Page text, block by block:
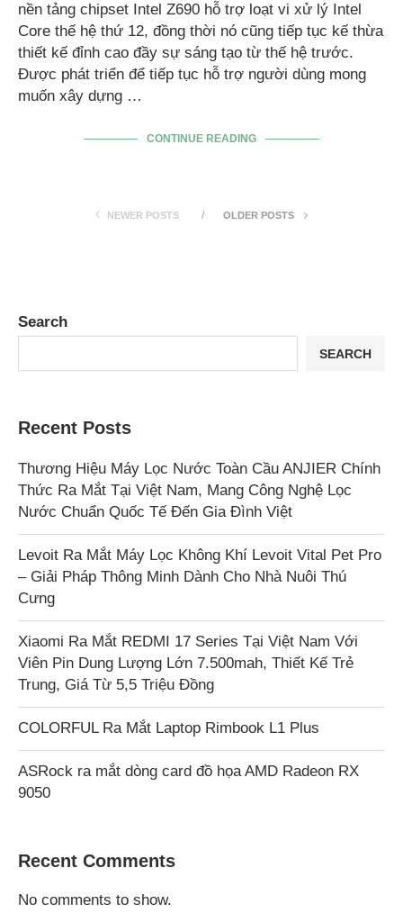
nền tảng chipset Intel Z690 hỗ trợ loạt vi xử lý Intel
Core thế hệ thứ 12, đồng thời nó cũng tiếp tục kế thừa
thiết kế đỉnh cao đầy sự sáng tạo từ thế hệ trước.
Được phát triển để tiếp tục hỗ trợ người dùng mong
muốn xây dựng …
CONTINUE READING
NEWER POSTS OLDER POSTS
Search
SEARCH
Recent Posts
Thương Hiệu Máy Lọc Nước Toàn Cầu ANJIER Chính
Thức Ra Mắt Tại Việt Nam, Mang Công Nghệ Lọc
Nước Chuẩn Quốc Tế Đến Gia Đình Việt
Levoit Ra Mắt Máy Lọc Không Khí Levoit Vital Pet Pro
– Giải Pháp Thông Minh Dành Cho Nhà Nuôi Thú
Cưng
Xiaomi Ra Mắt REDMI 17 Series Tại Việt Nam Với
Viên Pin Dung Lượng Lớn 7.500mah, Thiết Kế Trẻ
Trung, Giá Từ 5,5 Triệu Đồng
COLORFUL Ra Mắt Laptop Rimbook L1 Plus
ASRock ra mắt dòng card đồ họa AMD Radeon RX
9050
Recent Comments
No comments to show.